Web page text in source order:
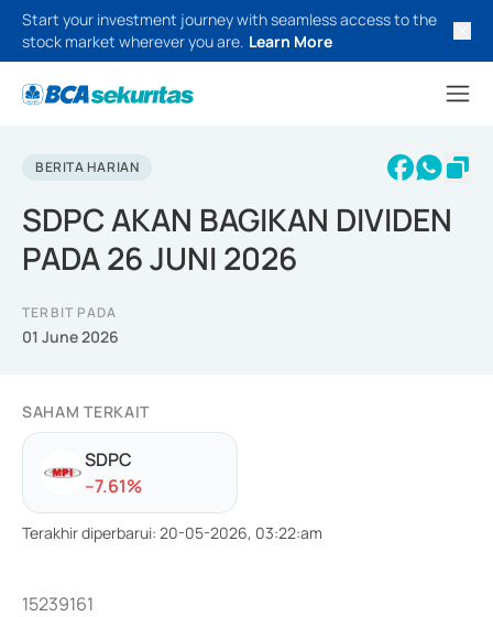
Start your investment journey with seamless access to the
stock market wherever you are. Learn More
BERITA HARIAN
SDPC AKAN BAGIKAN DIVIDEN
PADA 26 JUNI 2026
TERBIT PADA
01 June 2026
SAHAM TERKAIT
SDPC
--7.61%
Terakhir diperbarui: 20-05-2026, 03:22:am
15239161